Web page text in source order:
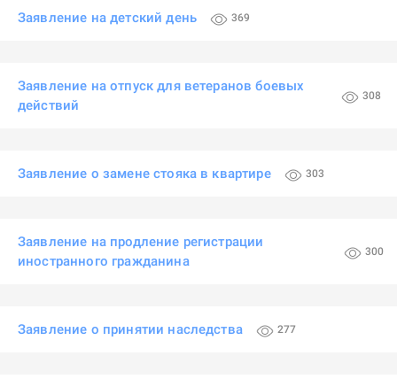
Заявление на детский день 369
Заявление на отпуск для ветеранов боевых
действий
308
Заявление о замене стояка в квартире 303
Заявление на продление регистрации
иностранного гражданина
300
Заявление о принятии наследства 277